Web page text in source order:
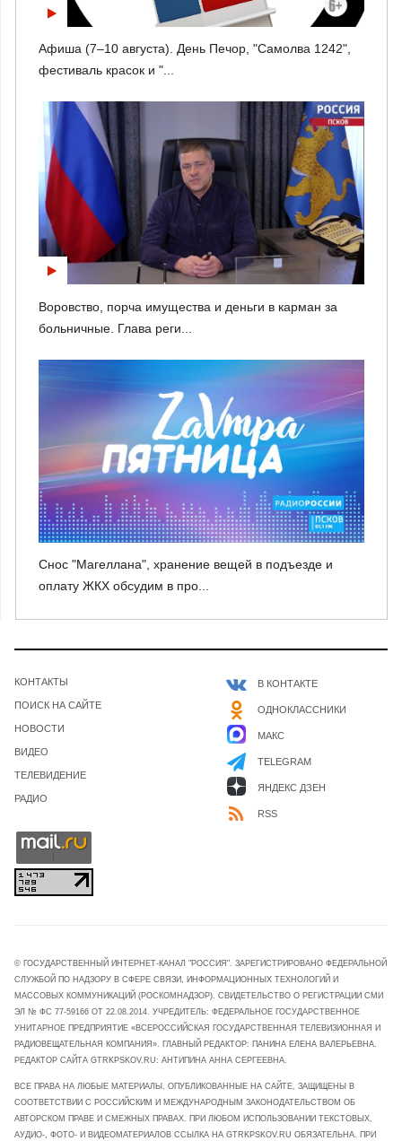
Афиша (7–10 августа). День Печор, "Самолва 1242",
фестиваль красок и "...
Воровство, порча имущества и деньги в карман за
больничные. Глава реги...
Снос "Магеллана", хранение вещей в подъезде и
оплату ЖКХ обсудим в про...
КОНТАКТЫ
ПОИСК НА САЙТЕ
НОВОСТИ
ВИДЕО
ТЕЛЕВИДЕНИЕ
РАДИО
В КОНТАКТЕ
ОДНОКЛАССНИКИ
МАКС
TELEGRAM
ЯНДЕКС ДЗЕН
RSS
© ГОСУДАРСТВЕННЫЙ ИНТЕРНЕТ-КАНАЛ "РОССИЯ". ЗАРЕГИСТРИРОВАНО ФЕДЕРАЛЬНОЙ
СЛУЖБОЙ ПО НАДЗОРУ В СФЕРЕ СВЯЗИ, ИНФОРМАЦИОННЫХ ТЕХНОЛОГИЙ И
МАССОВЫХ КОММУНИКАЦИЙ (РОСКОМНАДЗОР). СВИДЕТЕЛЬСТВО О РЕГИСТРАЦИИ СМИ
ЭЛ № ФС 77-59166 ОТ 22.08.2014. УЧРЕДИТЕЛЬ: ФЕДЕРАЛЬНОЕ ГОСУДАРСТВЕННОЕ
УНИТАРНОЕ ПРЕДПРИЯТИЕ «ВСЕРОССИЙСКАЯ ГОСУДАРСТВЕННАЯ ТЕЛЕВИЗИОННАЯ И
РАДИОВЕЩАТЕЛЬНАЯ КОМПАНИЯ». ГЛАВНЫЙ РЕДАКТОР: ПАНИНА ЕЛЕНА ВАЛЕРЬЕВНА.
РЕДАКТОР САЙТА GTRKPSKOV.RU: АНТИПИНА АННА СЕРГЕЕВНА.
ВСЕ ПРАВА НА ЛЮБЫЕ МАТЕРИАЛЫ, ОПУБЛИКОВАННЫЕ НА САЙТЕ, ЗАЩИЩЕНЫ В
СООТВЕТСТВИИ С РОССИЙСКИМ И МЕЖДУНАРОДНЫМ ЗАКОНОДАТЕЛЬСТВОМ ОБ
АВТОРСКОМ ПРАВЕ И СМЕЖНЫХ ПРАВАХ. ПРИ ЛЮБОМ ИСПОЛЬЗОВАНИИ ТЕКСТОВЫХ,
АУДИО-, ФОТО- И ВИДЕОМАТЕРИАЛОВ ССЫЛКА НА GTRKPSKOV.RU ОБЯЗАТЕЛЬНА. ПРИ